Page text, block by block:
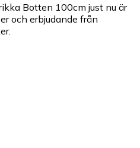
Botten 100cm just nu är
och erbjudande från